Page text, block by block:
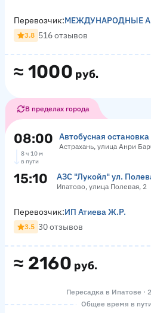
≈ 1000 руб.
Перевозчик:МЕЖДУНАРОДНЫЕ
3.8 516 отзывов
В пределах города
08:00 Автобусная
Астрахань, улица Анри
8 ч 10 м
в пути
15:10 АЗС "Лукойл" ул.
Ипатово, улица Полевая, 2
≈ 2160 руб.
Перевозчик:ИП Атиева Ж.Р.
3.5 30 отзывов
Пересадка в Ипатове ·
Общее время в